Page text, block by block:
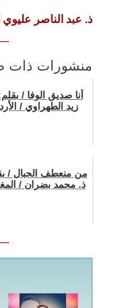
ذ. عبد الناصر عليوي
منشورات ذات
أنا صديق الوفا /
زيد الطهراوي /
من منعطف الجبال /
ذ. محمد بضران /